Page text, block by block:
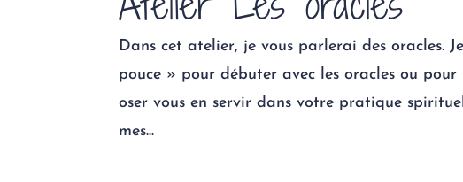
Dans cet atelier, je vous parlerai des oracles.
pouce » pour débuter avec les oracles ou
oser vous en servir dans votre pratique
mes...